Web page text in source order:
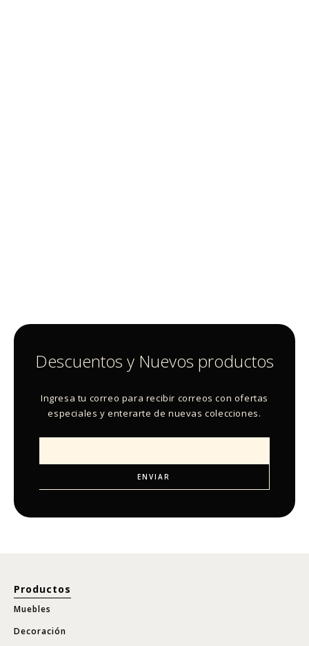
Descuentos y Nuevos productos
Ingresa tu correo para recibir correos con ofertas
especiales y enterarte de nuevas colecciones.
Productos
Muebles
Decoración